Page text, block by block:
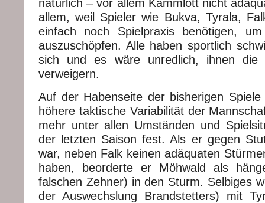
natürlich – vor allem Kammlott nicht
allem, weil Spieler wie Bukva, Tyrala,
einfach noch Spielpraxis benötigen,
auszuschöpfen. Alle haben sportlich
sich und es wäre unredlich, ihnen die
verweigern.
Auf der Habenseite der bisherigen
höhere taktische Variabilität der
mehr unter allen Umständen und
der letzten Saison fest. Als er gegen
war, neben Falk keinen adäquaten
haben, beorderte er Möhwald als
falschen Zehner) in den Sturm. Selbiges
der Auswechslung Brandstetters) mit